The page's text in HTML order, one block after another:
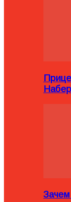
Зачем